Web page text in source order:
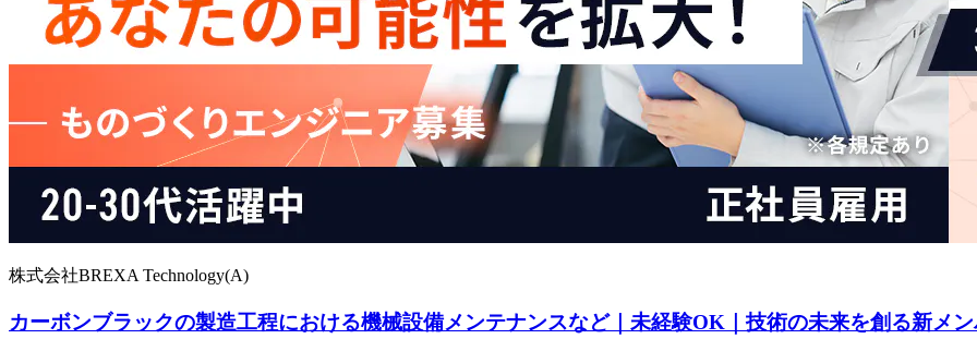
株式会社BREXA Technology(A)
カーボンブラックの製造工程における機械設備メンテナンスなど｜未経験OK｜技術の未来を創る新メ